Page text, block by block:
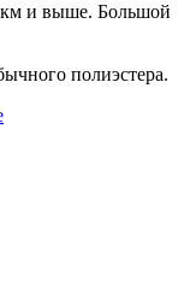
и выше. Большой
полиэстера.